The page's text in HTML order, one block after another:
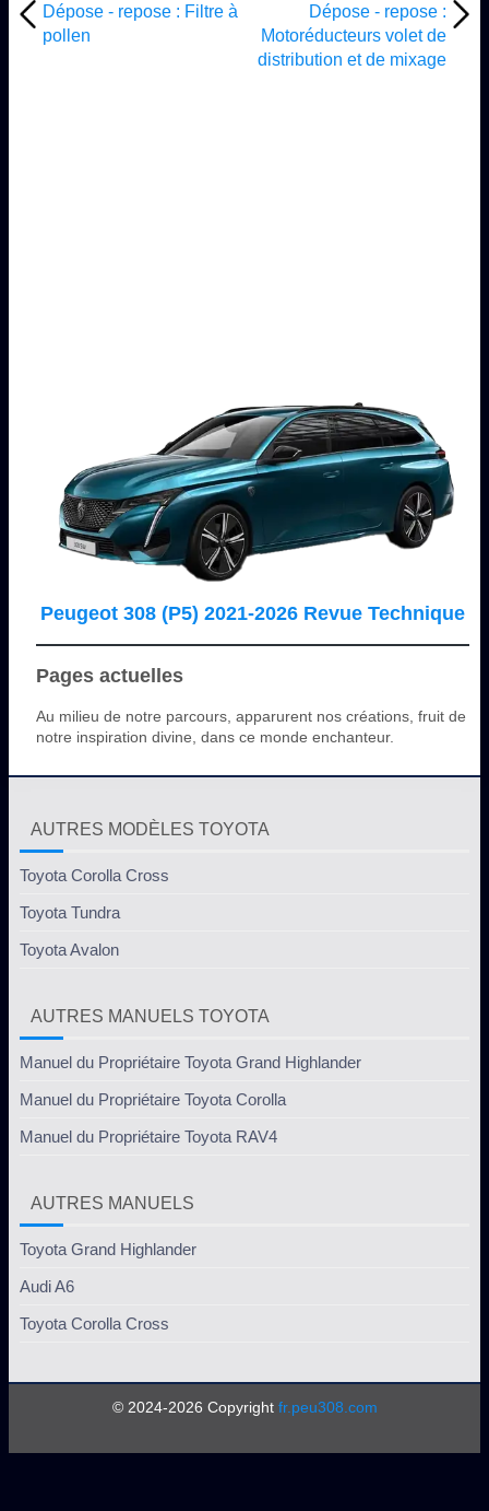
Dépose - repose : Filtre à
pollen
Dépose - repose :
Motoréducteurs volet de
distribution et de mixage
Peugeot 308 (P5) 2021-2026 Revue Technique
Pages actuelles
Au milieu de notre parcours, apparurent nos créations, fruit de
notre inspiration divine, dans ce monde enchanteur.
AUTRES MODÈLES TOYOTA
Toyota Corolla Cross
Toyota Tundra
Toyota Avalon
AUTRES MANUELS TOYOTA
Manuel du Propriétaire Toyota Grand Highlander
Manuel du Propriétaire Toyota Corolla
Manuel du Propriétaire Toyota RAV4
AUTRES MANUELS
Toyota Grand Highlander
Audi A6
Toyota Corolla Cross
© 2024-2026 Copyright fr.peu308.com